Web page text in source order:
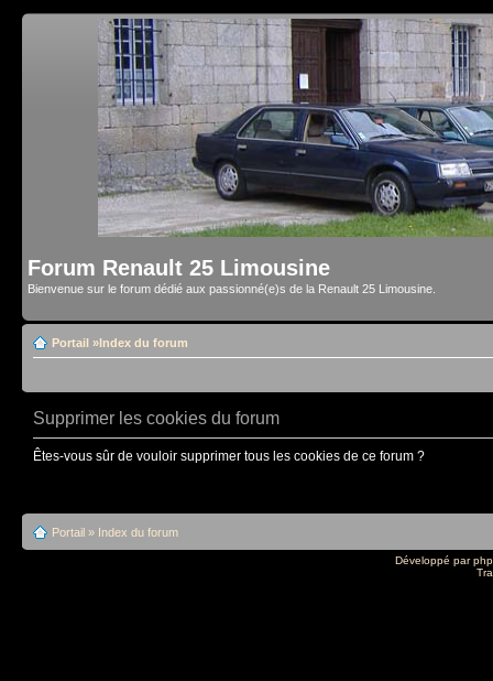
Forum Renault 25 Limousine
Bienvenue sur le forum dédié aux passionné(e)s de la Renault 25 Limousine.
Portail »Index du forum
Supprimer les cookies du forum
Êtes-vous sûr de vouloir supprimer tous les cookies de ce forum ?
Portail » Index du forum
Développé par